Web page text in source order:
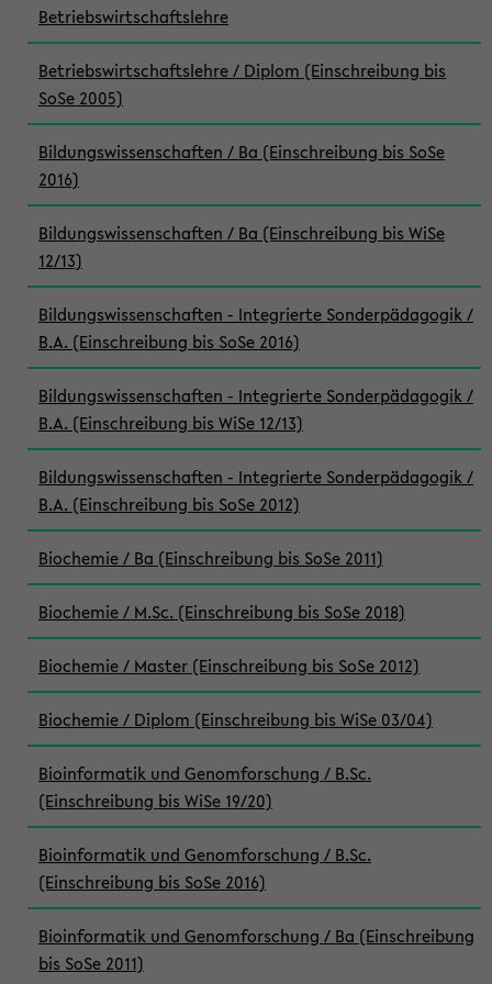
Betriebswirtschaftslehre
Betriebswirtschaftslehre / Diplom (Einschreibung bis
SoSe 2005)
Bildungswissenschaften / Ba (Einschreibung bis SoSe
2016)
Bildungswissenschaften / Ba (Einschreibung bis WiSe
12/13)
Bildungswissenschaften - Integrierte Sonderpädagogik /
B.A. (Einschreibung bis SoSe 2016)
Bildungswissenschaften - Integrierte Sonderpädagogik /
B.A. (Einschreibung bis WiSe 12/13)
Bildungswissenschaften - Integrierte Sonderpädagogik /
B.A. (Einschreibung bis SoSe 2012)
Biochemie / Ba (Einschreibung bis SoSe 2011)
Biochemie / M.Sc. (Einschreibung bis SoSe 2018)
Biochemie / Master (Einschreibung bis SoSe 2012)
Biochemie / Diplom (Einschreibung bis WiSe 03/04)
Bioinformatik und Genomforschung / B.Sc.
(Einschreibung bis WiSe 19/20)
Bioinformatik und Genomforschung / B.Sc.
(Einschreibung bis SoSe 2016)
Bioinformatik und Genomforschung / Ba (Einschreibung
bis SoSe 2011)